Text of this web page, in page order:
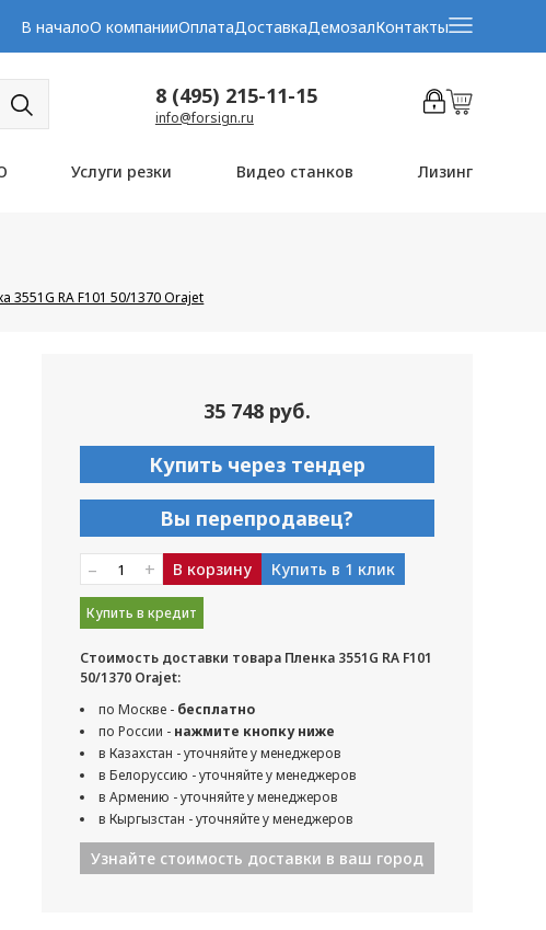
В началоО компанииОплатаДоставкаДемозалКонтакты
8 (495) 215-11-15
info@forsign.ru
Услуги резки Видео станков Лизинг
3551G RA F101 50/1370 Orajet
35 748 руб.
Купить через тендер
Вы перепродавец?
– + В корзину Купить в 1 клик
Купить в кредит
Стоимость доставки товара Пленка 3551G RA F101
50/1370 Orajet:
по Москве - бесплатно
по России - нажмите кнопку ниже
в Казахстан - уточняйте у менеджеров
в Белоруссию - уточняйте у менеджеров
в Армению - уточняйте у менеджеров
в Кыргызстан - уточняйте у менеджеров
Узнайте стоимость доставки в ваш город